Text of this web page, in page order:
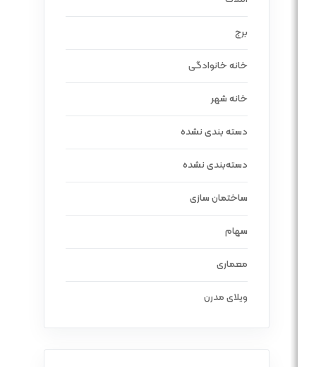
برج
خانه خانوادگی
خانه شهر
دسته بندی نشده
دسته‌بندی نشده
ساختمان سازی
سهام
معماری
ویلای مدرن